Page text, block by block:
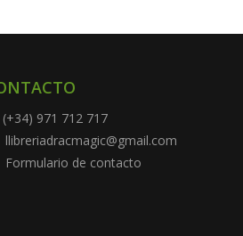
(+34) 971 712 717
llibreriadracmagic@gmail.com
Formulario de contacto